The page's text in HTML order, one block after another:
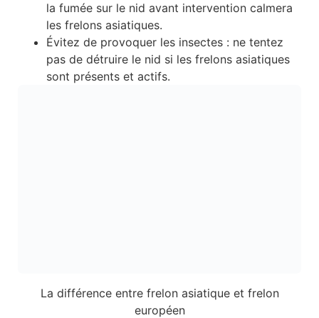
la fumée sur le nid avant intervention calmera
les frelons asiatiques.
Évitez de provoquer les insectes : ne tentez
pas de détruire le nid si les frelons asiatiques
sont présents et actifs.
La différence entre frelon asiatique et frelon
européen